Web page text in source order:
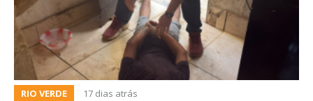
RIO VERDE 17 dias atrás